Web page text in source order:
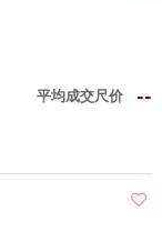
平均成交尺价 --